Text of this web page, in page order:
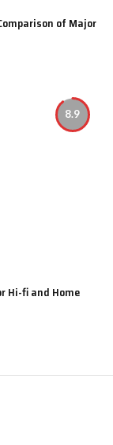
of Major
8.9
Hi-fi and Home